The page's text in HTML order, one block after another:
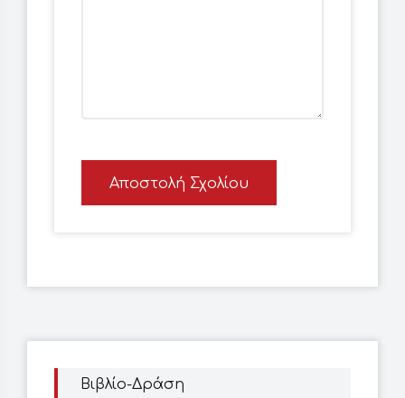
Αποστολή Σχολίου
Βιβλίο-Δράση